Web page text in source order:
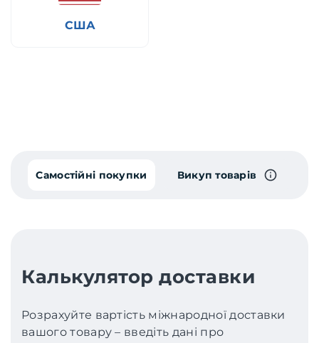
США
Самостійні покупки Викуп товарів
Калькулятор доставки
Розрахуйте вартість міжнародної доставки
вашого товару – введіть дані про